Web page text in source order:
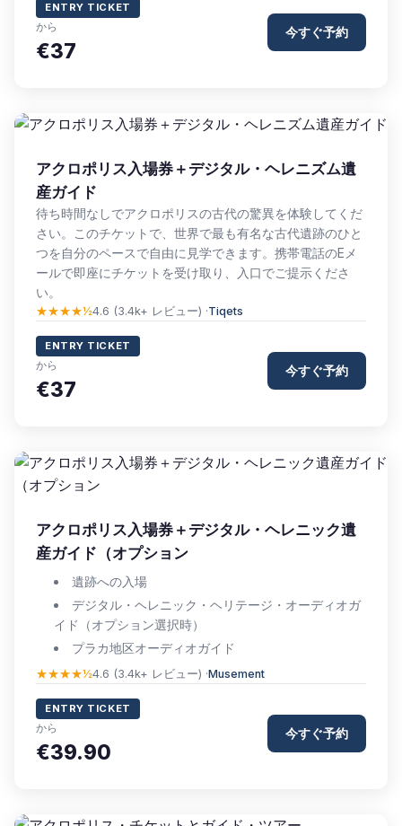
ENTRY TICKET
から
€37
今すぐ予約
アクロポリス入場券＋デジタル・ヘレニズム遺
産ガイド
待ち時間なしでアクロポリスの古代の驚異を体験してくだ
さい。このチケットで、世界で最も有名な古代遺跡のひと
つを自分のペースで自由に見学できます。携帯電話のEメ
ールで即座にチケットを受け取り、入口でご提示くださ
い。
★★★★½4.6 (3.4k+ レビュー) ·Tiqets
ENTRY TICKET
から
€37
今すぐ予約
アクロポリス入場券＋デジタル・ヘレニック遺
産ガイド（オプション
遺跡への入場
デジタル・ヘレニック・ヘリテージ・オーディオガ
イド（オプション選択時）
プラカ地区オーディオガイド
★★★★½4.6 (3.4k+ レビュー) ·Musement
ENTRY TICKET
から
€39.90
今すぐ予約